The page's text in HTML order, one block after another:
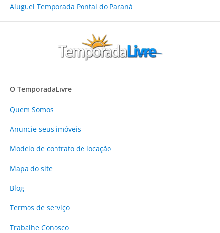
Aluguel Temporada Pontal do Paraná
O TemporadaLivre
Quem Somos
Anuncie seus imóveis
Modelo de contrato de locação
Mapa do site
Blog
Termos de serviço
Trabalhe Conosco